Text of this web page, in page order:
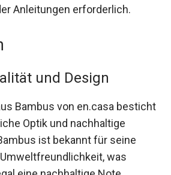
Anleitungen erforderlich.
und Design
Bambus von en.casa besticht
Optik und nachhaltige
ist bekannt für seine
was